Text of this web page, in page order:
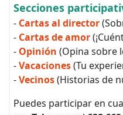
Secciones
- Cartas al director
- Cartas de amor
- Opinión (Opina sobre
-Vacaciones(Tu
-Vecinos(Historias de
Puedes participar en